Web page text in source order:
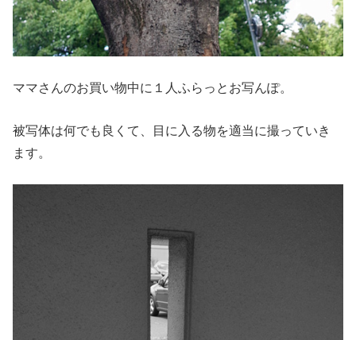
ママさんのお買い物中に１人ふらっとお写んぽ。
被写体は何でも良くて、目に入る物を適当に撮っていき
ます。